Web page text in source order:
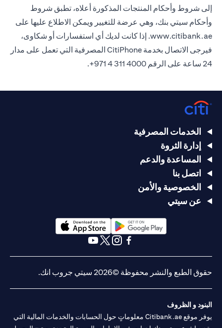
إلى شروط وأحكام المنتجات المذكورة أعلاه، تطبق شروط
وأحكام سيتي بنك، وهي عرضة للتغيير ويمكن الاطلاع عليها على
www.citibank.ae. إذا كانت لديك أي استفسارات أو شكاوى،
فيرجى الاتصال بخدمة CitiPhone المصرفية التي تعمل على مدار
24 ساعة على الرقم 4000 311 4 971+.
الخدمات المصرفية
إدارة الثروة
المساعدة والدعم
اتصل بنا
الخصوصية والأمن
عن سيتي
(opens in a new tab)
حقوق الطبع والنشر محفوظة ©2026 سيتي جروب انك.
البنود و الظروف
يوفر موقع Citibank.ae معلوماتٍ حول الحسابات والخدمات المالية التي